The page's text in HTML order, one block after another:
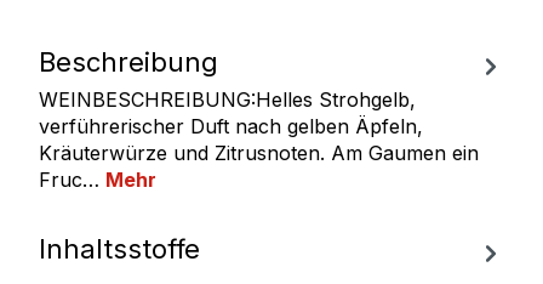
Beschreibung
WEINBESCHREIBUNG:Helles Strohgelb,
verführerischer Duft nach gelben Äpfeln,
Kräuterwürze und Zitrusnoten. Am Gaumen ein
Fruc… Mehr
Inhaltsstoffe